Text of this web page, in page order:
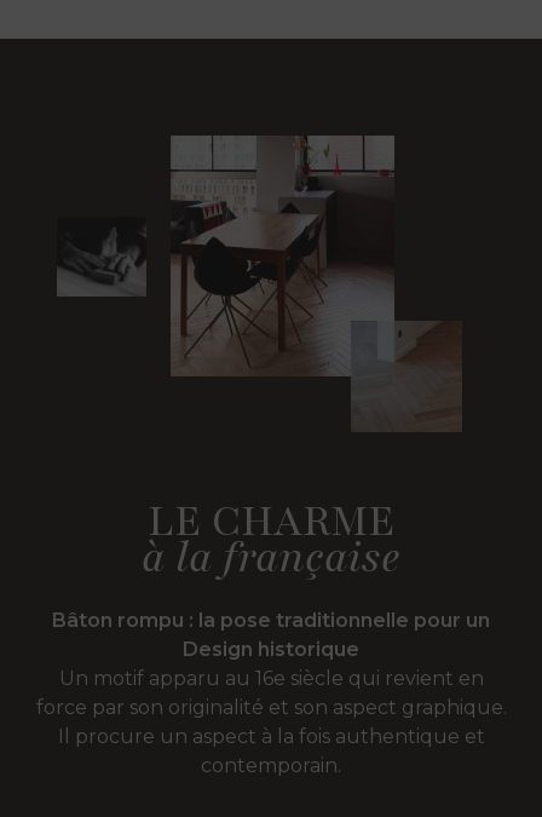
LE CHARME
à la française
Bâton rompu : la pose traditionnelle pour un
Design historique
Un motif apparu au 16e siècle qui revient en
force par son originalité et son aspect graphique.
Il procure un aspect à la fois authentique et
contemporain.